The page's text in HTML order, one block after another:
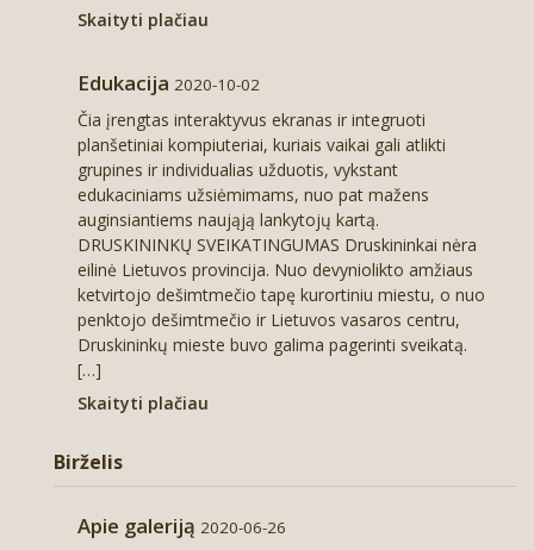
Skaityti plačiau
Edukacija 2020-10-02
Čia įrengtas interaktyvus ekranas ir integruoti
planšetiniai kompiuteriai, kuriais vaikai gali atlikti
grupines ir individualias užduotis, vykstant
edukaciniams užsiėmimams, nuo pat mažens
auginsiantiems naująją lankytojų kartą.
DRUSKININKŲ SVEIKATINGUMAS Druskininkai nėra
eilinė Lietuvos provincija. Nuo devyniolikto amžiaus
ketvirtojo dešimtmečio tapę kurortiniu miestu, o nuo
penktojo dešimtmečio ir Lietuvos vasaros centru,
Druskininkų mieste buvo galima pagerinti sveikatą.
[…]
Skaityti plačiau
Birželis
Apie galeriją 2020-06-26